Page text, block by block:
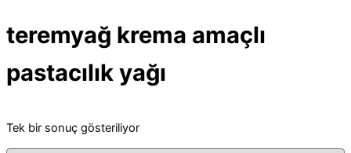
teremyağ krema amaçlı
pastacılık yağı
Tek bir sonuç gösteriliyor